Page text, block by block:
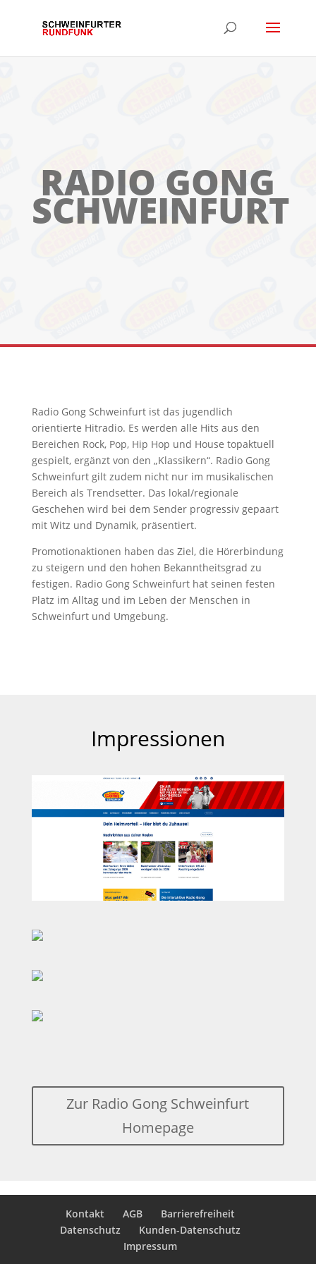
RADIO GONG
SCHWEINFURT
Radio Gong Schweinfurt ist das jugendlich
orientierte Hitradio. Es werden alle Hits aus den
Bereichen Rock, Pop, Hip Hop und House topaktuell
gespielt, ergänzt von den „Klassikern“. Radio Gong
Schweinfurt gilt zudem nicht nur im musikalischen
Bereich als Trendsetter. Das lokal/regionale
Geschehen wird bei dem Sender progressiv gepaart
mit Witz und Dynamik, präsentiert.
Promotionaktionen haben das Ziel, die Hörerbindung
zu steigern und den hohen Bekanntheitsgrad zu
festigen. Radio Gong Schweinfurt hat seinen festen
Platz im Alltag und im Leben der Menschen in
Schweinfurt und Umgebung.
Impressionen
Zur Radio Gong Schweinfurt
Homepage
Kontakt AGB
Barrierefreiheit
Datenschutz
Kunden-Datenschutz
Impressum